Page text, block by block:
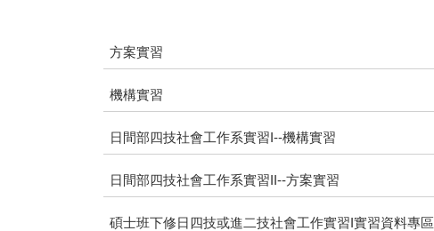
方案實習
機構實習
日間部四技社會工作系實習I--機構實習
日間部四技社會工作系實習II--方案實習
碩士班下修日四技或進二技社會工作實習I實習資料專區